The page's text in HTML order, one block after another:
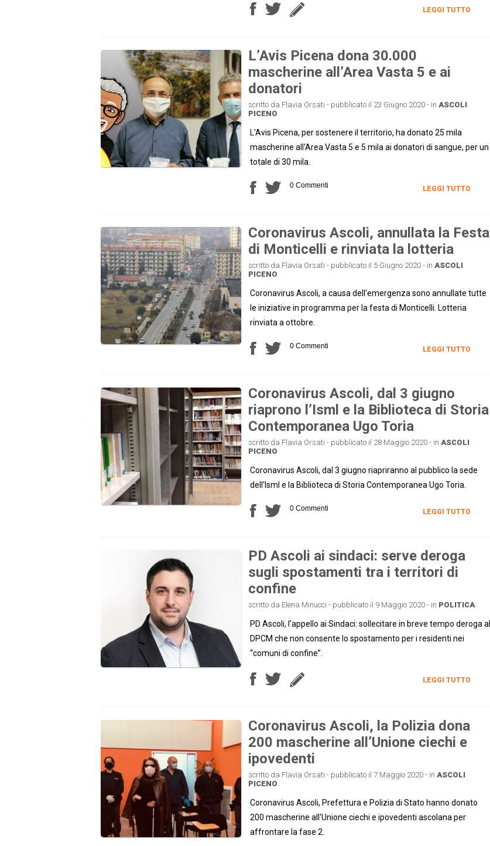
LEGGI TUTTO
L’Avis Picena dona 30.000
mascherine all’Area Vasta 5 e ai
donatori
scritto da Flavia Orsati - pubblicato il 23 Giugno 2020 - in ASCOLI
PICENO
L'Avis Picena, per sostenere il territorio, ha donato 25 mila
mascherine all'Area Vasta 5 e 5 mila ai donatori di sangue, per un
totale di 30 mila.
0 Commenti LEGGI TUTTO
Coronavirus Ascoli, annullata la Festa
di Monticelli e rinviata la lotteria
scritto da Flavia Orsati - pubblicato il 5 Giugno 2020 - in ASCOLI
PICENO
Coronavirus Ascoli, a causa dell'emergenza sono annullate tutte
le iniziative in programma per la festa di Monticelli. Lotteria
rinviata a ottobre.
0 Commenti LEGGI TUTTO
Coronavirus Ascoli, dal 3 giugno
riaprono l’Isml e la Biblioteca di Storia
Contemporanea Ugo Toria
scritto da Flavia Orsati - pubblicato il 28 Maggio 2020 - in ASCOLI
PICENO
Coronavirus Ascoli, dal 3 giugno riapriranno al pubblico la sede
dell'Isml e la Biblioteca di Storia Contemporanea Ugo Toria.
0 Commenti LEGGI TUTTO
PD Ascoli ai sindaci: serve deroga
sugli spostamenti tra i territori di
confine
scritto da Elena Minucci - pubblicato il 9 Maggio 2020 - in POLITICA
PD Ascoli, l'appello ai Sindaci: sollecitare in breve tempo deroga al
DPCM che non consente lo spostamento per i residenti nei
“comuni di confine”.
LEGGI TUTTO
Coronavirus Ascoli, la Polizia dona
200 mascherine all’Unione ciechi e
ipovedenti
scritto da Flavia Orsati - pubblicato il 7 Maggio 2020 - in ASCOLI
PICENO
Coronavirus Ascoli, Prefettura e Polizia di Stato hanno donato
200 mascherine all'Unione ciechi e ipovedenti ascolana per
affrontare la fase 2.